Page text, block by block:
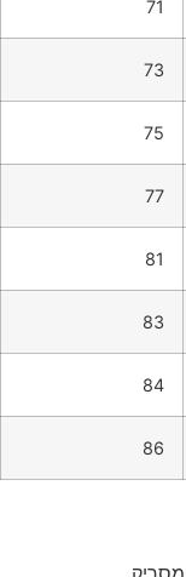
71
73
75
77
81
83
84
86